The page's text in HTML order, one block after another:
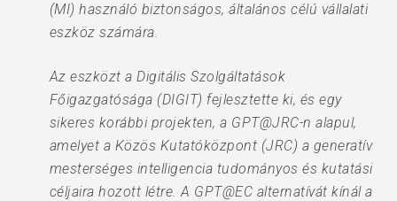
(MI) használó biztonságos, általános célú vállalati
eszköz számára.
Az eszközt a Digitális Szolgáltatások
Főigazgatósága (DIGIT) fejlesztette ki, és egy
sikeres korábbi projekten, a GPT@JRC-n alapul,
amelyet a Közös Kutatóközpont (JRC) a generatív
mesterséges intelligencia tudományos és kutatási
céljaira hozott létre. A GPT@EC alternatívát kínál a